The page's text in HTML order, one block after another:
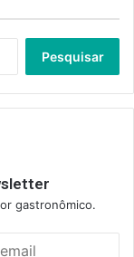
gastronômico.